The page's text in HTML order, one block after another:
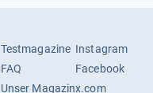
Testmagazine
FAQ
Unser Magazin
Instagram
Facebook
x.com